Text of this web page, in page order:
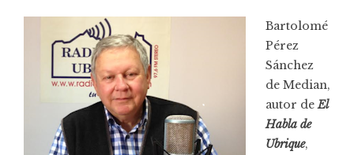
Bartolomé
Pérez
Sánchez
de Median,
autor deEl
Habla de
Ubrique,